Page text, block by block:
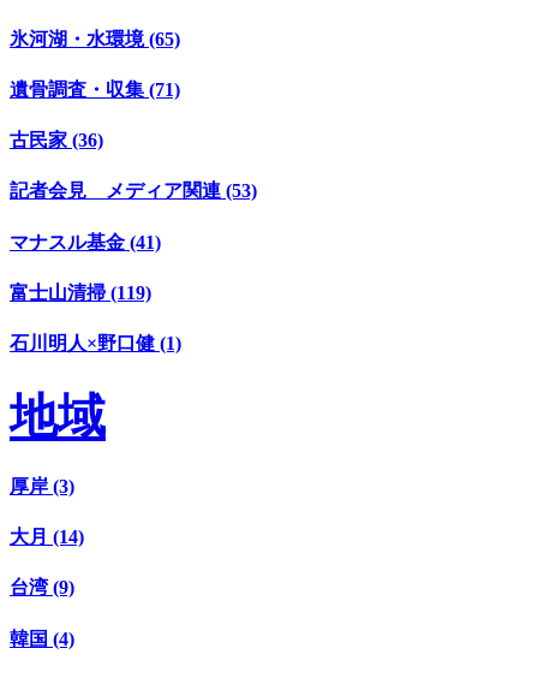
氷河湖・水環境 (65)
遺骨調査・収集 (71)
古民家 (36)
記者会見 メディア関連 (53)
マナスル基金 (41)
富士山清掃 (119)
石川明人×野口健 (1)
地域
厚岸 (3)
大月 (14)
台湾 (9)
韓国 (4)